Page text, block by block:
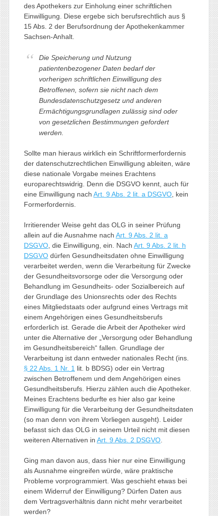
des Apothekers zur Einholung einer schriftlichen
Einwilligung. Diese ergebe sich berufsrechtlich aus §
15 Abs. 2 der Berufsordnung der Apothekenkammer
Sachsen-Anhalt.
Die Speicherung und Nutzung
patientenbezogener Daten bedarf der
vorherigen schriftlichen Einwilligung des
Betroffenen, sofern sie nicht nach dem
Bundesdatenschutzgesetz und anderen
Ermächtigungsgrundlagen zulässig sind oder
von gesetzlichen Bestimmungen gefordert
werden
Sollte man hieraus wirklich ein Schriftformerfordernis
der datenschutzrechtlichen Einwilligung ableiten, wäre
diese nationale Vorgabe meines Erachtens
europarechtswidrig. Denn die DSGVO kennt, auch für
eine Einwilligung nach Art. 9 Abs. 2 lit. a DSGVO, kein
Formerfordernis.
Irritierender Weise geht das OLG in seiner Prüfung
allein auf die Ausnahme nach Art. 9 Abs. 2 lit. a
DSGVO, die Einwilligung, ein. Nach Art. 9 Abs. 2 lit. h
DSGVOdürfen Gesundheitsdaten ohne Einwilligung
verarbeitet werden, wenn die Verarbeitung für Zwecke
der Gesundheitsvorsorge oder die Versorgung oder
Behandlung im Gesundheits- oder Sozialbereich auf
der Grundlage des Unionsrechts oder des Rechts
eines Mitgliedstaats oder aufgrund eines Vertrags mit
einem Angehörigen eines Gesundheitsberufs
erforderlich ist. Gerade die Arbeit der Apotheker wird
unter die Alternative der „Versorgung oder Behandlung
im Gesundheitsbereich“ fallen. Grundlage der
Verarbeitung ist dann entweder nationales Recht (ins.
§ 22 Abs. 1 Nr. 1 lit. b BDSG) oder ein Vertrag
zwischen Betroffenem und dem Angehörigen eines
Gesundheitsberufs. Hierzu zählen auch die Apotheker.
Meines Erachtens bedurfte es hier also gar keine
Einwilligung für die Verarbeitung der Gesundheitsdaten
(so man denn von ihrem Vorliegen ausgeht). Leider
befasst sich das OLG in seinem Urteil nicht mit diesen
weiteren Alternativen in Art. 9 Abs. 2 DSGVO.
Ging man davon aus, dass hier nur eine Einwilligung
als Ausnahme eingreifen würde, wäre praktische
Probleme vorprogrammiert. Was geschieht etwas bei
einem Widerruf der Einwilligung? Dürfen Daten aus
dem Vertragsverhältnis dann nicht mehr verarbeitet
werden?